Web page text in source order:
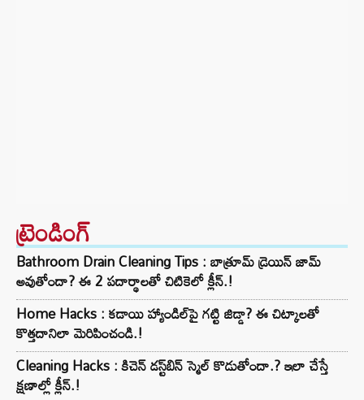
ట్రెండింగ్‌
Bathroom Drain Cleaning Tips : బాత్రూమ్ డ్రెయిన్ జామ్
అవుతోందా? ఈ 2 పదార్థాలతో చిటికెలో క్లీన్.!
Home Hacks : కడాయి హ్యాండిల్‌పై గట్టి జిడ్డా? ఈ చిట్కాలతో
కొత్తదానిలా మెరిపించండి.!
Cleaning Hacks : కిచెన్ డస్ట్‌బిన్ స్మెల్ కొడుతోందా.? ఇలా చేస్తే
క్షణాల్లో క్లీన్.!